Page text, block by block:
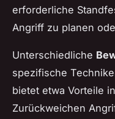
erforderliche
Angriff zu planen
Unterschiedliche
spezifische
bietet etwa Vorteile
Zurückweichen